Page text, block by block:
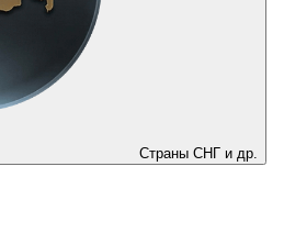
Страны СНГ и др.